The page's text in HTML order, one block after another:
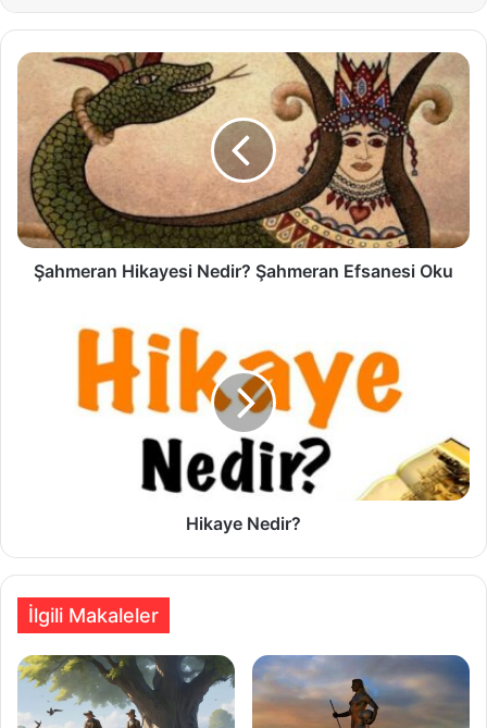
Şahmeran
Nedir?
Şahmeran
Efsanesi
Oku
Şahmeran Hikayesi Nedir? Şahmeran Efsanesi Oku
Hikaye Nedir?
İlgili Makaleler